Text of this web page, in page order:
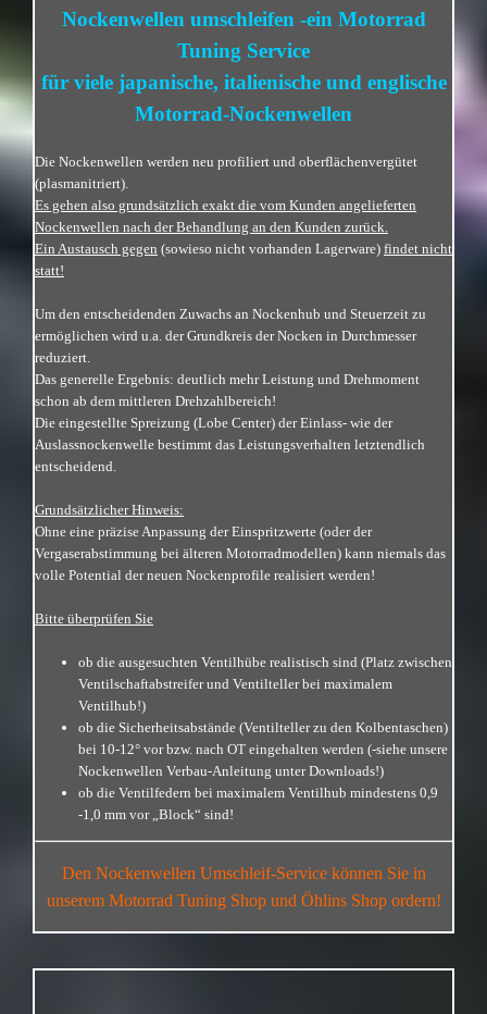
Nockenwellen umschleifen -ein Motorrad
Tuning Service
für viele japanische, italienische und englische
Motorrad-Nockenwellen
Die Nockenwellen werden neu profiliert und oberflächenvergütet
(plasmanitriert).
Es gehen also grundsätzlich exakt die vom Kunden angelieferten
Nockenwellen nach der Behandlung an den Kunden zurück.
Ein Austausch gegen (sowieso nicht vorhanden Lagerware) findet nicht
statt!
Um den entscheidenden Zuwachs an Nockenhub und Steuerzeit zu
ermöglichen wird u.a. derGrundkreis der Nocken in Durchmesser
reduziert.
Das generelle Ergebnis: deutlich mehr Leistung und Drehmoment
schon ab dem mittleren Drehzahlbereich!
Die eingestellte Spreizung (Lobe Center) der Einlass- wie der
Auslassnockenwelle bestimmt das Leistungsverhalten letztendlich
entscheidend.
Grundsätzlicher Hinweis:
Ohne eine präzise Anpassung der Einspritzwerte (oder der
Vergaserabstimmung bei älteren Motorradmodellen) kann niemals das
volle Potential der neuen Nockenprofile realisiert werden!
Bitte überprüfen Sie
ob die ausgesuchten Ventilhübe realistisch sind (Platz zwischen
Ventilschaftabstreifer und Ventilteller bei maximalem
Ventilhub!)
ob die Sicherheitsabstände (Ventilteller zu den Kolbentaschen)
bei 10-12° vor bzw. nach OT eingehalten werden (-siehe unsere
Nockenwellen Verbau-Anleitung unter Downloads!)
ob die Ventilfedern bei maximalem Ventilhub mindestens 0,9
-1,0 mm vor „Block“ sind!
Den Nockenwellen Umschleif-Service können Sie in
unserem Motorrad Tuning Shop und Öhlins Shop ordern!